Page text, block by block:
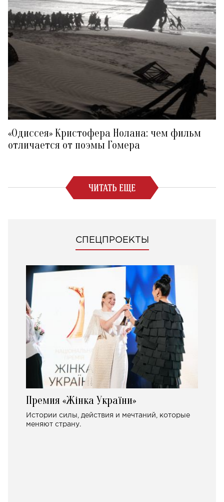
«Одиссея» Кристофера Нолана: чем фильм
отличается от поэмы Гомера
ЧИТАТЬ ЕЩЕ
СПЕЦПРОЕКТЫ
Премия «Жінка України»
Истории силы, действия и мечтаний, которые
меняют страну.